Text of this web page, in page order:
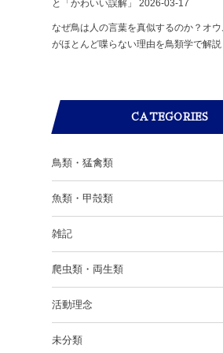
と「かわいい誤解」 2026-03-17
なぜ鳥は人の言葉を真似するのか？オ
がほとんど喋らない理由を鳥類学で解説
CATEGORIES
鳥類・猛禽類
魚類・甲殻類
雑記
爬虫類・両生類
活動理念
未分類